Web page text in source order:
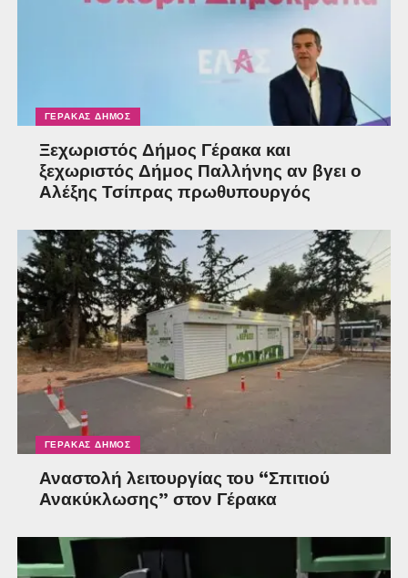
ΓΈΡΑΚΑΣ ΔΉΜΟΣ
Ξεχωριστός Δήμος Γέρακα και
ξεχωριστός Δήμος Παλλήνης αν βγει ο
Αλέξης Τσίπρας πρωθυπουργός
ΓΈΡΑΚΑΣ ΔΉΜΟΣ
Αναστολή λειτουργίας του “Σπιτιού
Ανακύκλωσης” στον Γέρακα